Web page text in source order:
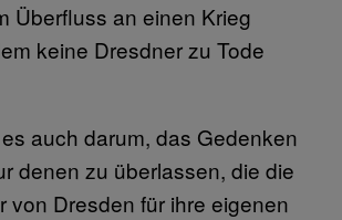
Überfluss an einen Krieg
keine Dresdner zu Tode
auch darum, das Gedenken
denen zu überlassen, die die
von Dresden für ihre eigenen